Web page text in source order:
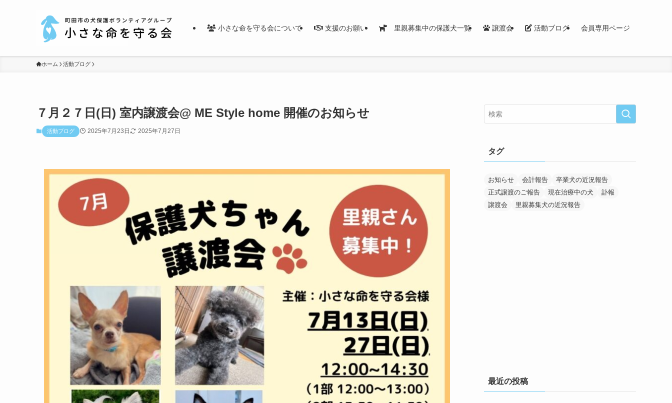
小さな命を守る会について 支援のお願い 里親募集中の保護犬一覧 譲渡会 活動ブログ 会員専用ページ
ホーム 活動ブログ
７月２７日(日) 室内譲渡会@ ME Style home 開催のお知らせ
活動ブログ 2025年7月23日 2025年7月27日
タグ
お知らせ 会計報告
卒業犬の近況報告
正式譲渡のご報告
現在治療中の犬
訃報
譲渡会
里親募集犬の近況報告
最近の投稿